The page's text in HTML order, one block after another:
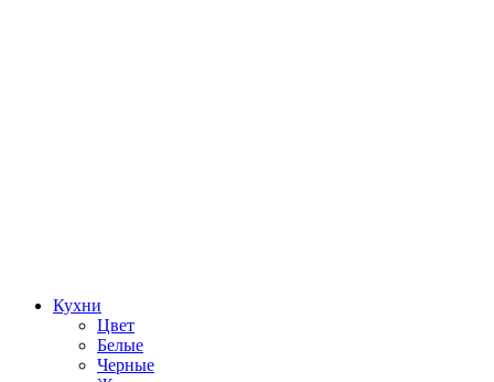
Кухни
Цвет
Белые
Черные